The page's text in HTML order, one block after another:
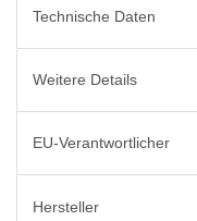
Technische Daten
Weitere Details
EU-Verantwortlicher
Hersteller